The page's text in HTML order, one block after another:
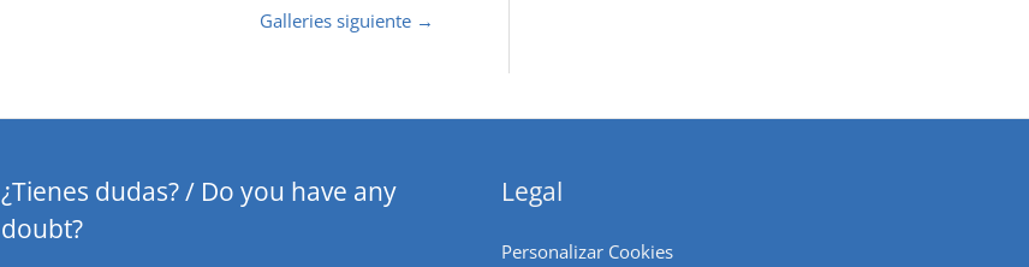
Galleries siguiente →
¿Tienes dudas? / Do you have any
doubt?
Legal
Personalizar Cookies